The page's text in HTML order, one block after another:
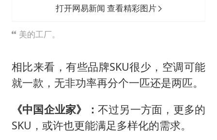
打开网易新闻 查看精彩图片
美的工厂。
相比来看，有些品牌SKU很少，空调可能
就一款，无非功率再分个一匹还是两匹。
《中国企业家》： 不过另一方面，更多的
SKU，或许也更能满足多样化的需求。